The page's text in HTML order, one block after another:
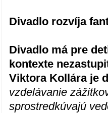
Divadlo rozvíja
Divadlo má pre
kontexte
Viktora Kollára je
vzdelávanie
sprostredkúvajú